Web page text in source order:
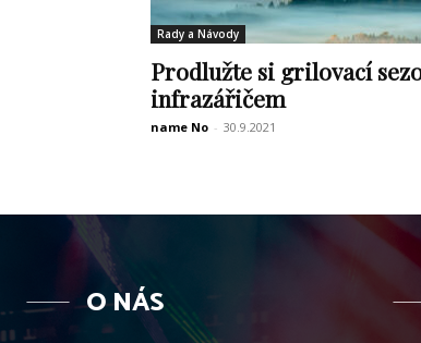
Rady a Návody
Prodlužte si grilovací
infrazářičem
name No - 30.9.2021
O NÁS